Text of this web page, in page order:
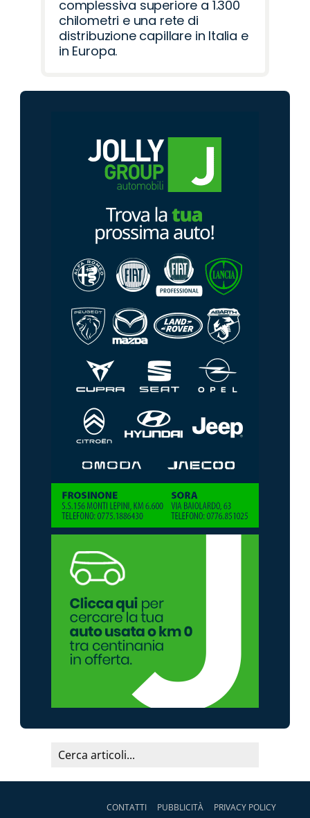
complessiva superiore a 1.300
chilometri e una rete di
distribuzione capillare in Italia e
in Europa.
CONTATTI PUBBLICITÀ PRIVACY POLICY